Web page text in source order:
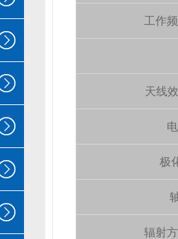
工作
天线
极
辐射